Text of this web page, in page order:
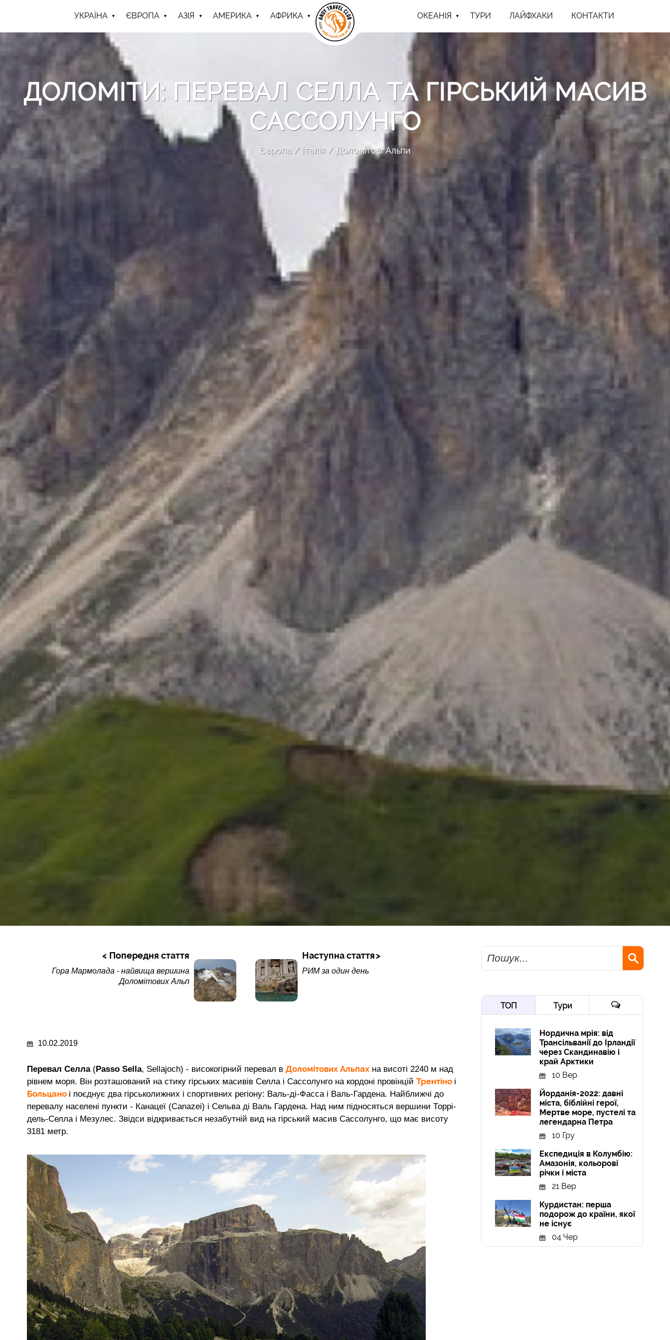
УКРАЇНА ЄВРОПА АЗІЯ АМЕРИКА АФРИКА ОКЕАНІЯ ТУРИ ЛАЙФХАКИ КОНТАКТИ
ДОЛОМІТИ: ПЕРЕВАЛ СЕЛЛА ТА ГІРСЬКИЙ МАСИВ
САССОЛУНГО
Європа Італія Доломітові Альпи
Попередня стаття
Гора Мармолада - найвища вершина
Доломітових Альп
Наступна стаття
РИМ за один день
10.02.2019
Перевал Селла(Passo Sella, Sellajoch) - високогірний перевал в Доломітових Альпах на висоті 2240 м над
рівнем моря. Він розташований на стику гірських масивів Селла і Сассолунго на кордоні провінцій Трентіно і
Больцано і поєднує два гірськолижних і спортивних регіону: Валь-ді-Фасса і Валь-Гардена. Найближчі до
перевалу населені пункти - Канацеї (Canazei) і Сельва ді Валь Гардена. Над ним підносяться вершини Торрі-
дель-Селла і Мезулес. Звідси відкривається незабутній вид на гірський масив Сассолунго, що має висоту
3181 метр.
Пошук
ТОП Тури
Нордична мрія: від
Трансільванії до Ірландії
через Скандинавію і
край Арктики
10 Вер
Йорданія-2022: давні
міста, біблійні герої,
Мертве море, пустелі та
легендарна Петра
10 Гру
Експедиція в Колумбію:
Амазонія, кольорові
річки і міста
21 Вер
Курдистан: перша
подорож до країни, якої
не існує
04 Чер